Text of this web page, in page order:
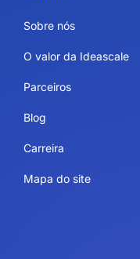
Sobre nós
O valor da Ideascale
Parceiros
Blog
Carreira
Mapa do site